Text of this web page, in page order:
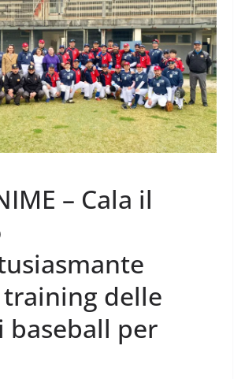
– Cala il
delle
baseball per